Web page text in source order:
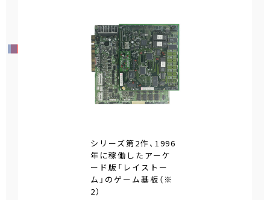
シリーズ第2作、1996
年に稼働したアーケ
ード版「レイストー
ム」のゲーム基板（※
2）